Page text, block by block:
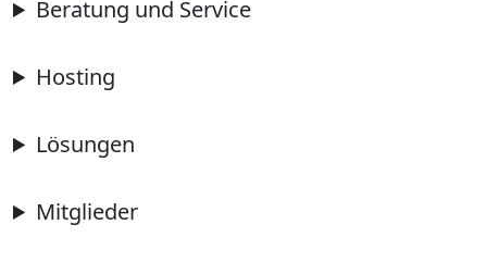
Beratung und Service
Hosting
Lösungen
Mitglieder